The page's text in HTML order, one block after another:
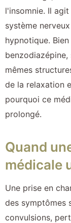
l'insomnie. Il
système
hypnotique.
mêmes
de la relaxation
pourquoi ce
prolongé.
Quand
médicale
Une prise en
des symptômes
convulsions,